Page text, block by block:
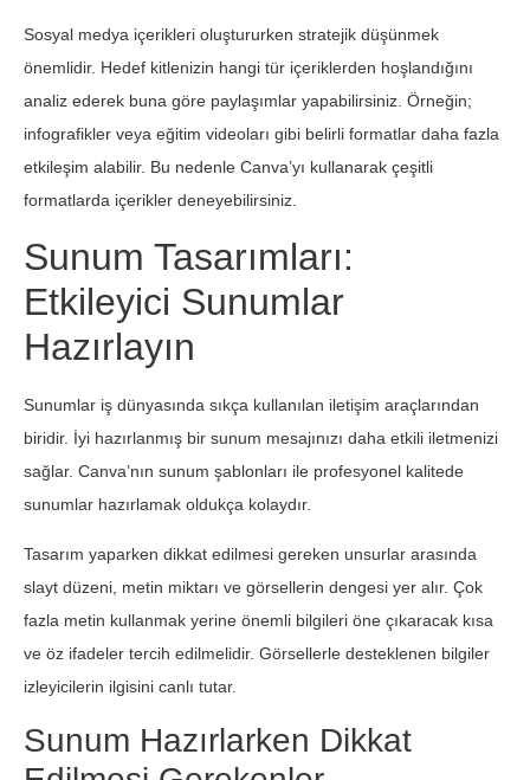
Sosyal medya içerikleri oluştururken stratejik düşünmek
önemlidir. Hedef kitlenizin hangi tür içeriklerden hoşlandığını
analiz ederek buna göre paylaşımlar yapabilirsiniz. Örneğin;
infografikler veya eğitim videoları gibi belirli formatlar daha fazla
etkileşim alabilir. Bu nedenle Canva’yı kullanarak çeşitli
formatlarda içerikler deneyebilirsiniz.
Sunum Tasarımları:
Etkileyici Sunumlar
Hazırlayın
Sunumlar iş dünyasında sıkça kullanılan iletişim araçlarından
biridir. İyi hazırlanmış bir sunum mesajınızı daha etkili iletmenizi
sağlar. Canva’nın sunum şablonları ile profesyonel kalitede
sunumlar hazırlamak oldukça kolaydır.
Tasarım yaparken dikkat edilmesi gereken unsurlar arasında
slayt düzeni, metin miktarı ve görsellerin dengesi yer alır. Çok
fazla metin kullanmak yerine önemli bilgileri öne çıkaracak kısa
ve öz ifadeler tercih edilmelidir. Görsellerle desteklenen bilgiler
izleyicilerin ilgisini canlı tutar.
Sunum Hazırlarken Dikkat